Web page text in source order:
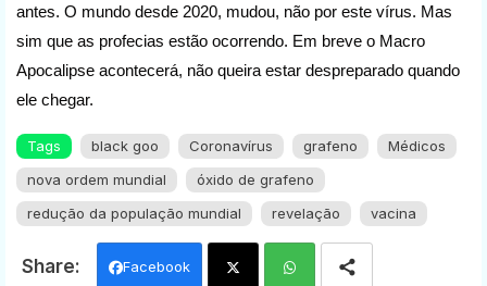
antes. O mundo desde 2020, mudou, não por este vírus. Mas
sim que as profecias estão ocorrendo. Em breve o Macro
Apocalipse acontecerá, não queira estar despreparado quando
ele chegar.
Tags black goo Coronavírus grafeno
Médicos
nova ordem mundial
óxido de grafeno
redução da população mundial
revelação vacina
Facebook